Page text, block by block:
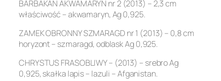
BARBAKAN AKWAMARYN nr 2 (2013) – 2,3 cm
właściwość – akwamaryn, Ag 0,925.
ZAMEK OBRONNY SZMARAGD nr 1 (2013) – 0,8 cm
horyzont – szmaragd, odblask Ag 0,925.
CHRYSTUS FRASOBLIWY – (2013) – srebro Ag
0,925, skałka lapis – lazuli – Afganistan.